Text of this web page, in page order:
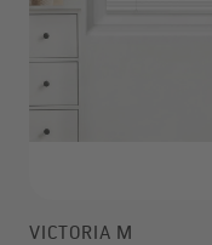
VICTORIA M